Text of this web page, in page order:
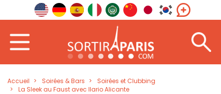
Accueil Soirées & Bars
Soirées et Clubbing
La Sleek au Faust avec Ilario Alicante